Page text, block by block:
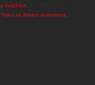
e ©AEPGA.
Todos os direitos reservados.